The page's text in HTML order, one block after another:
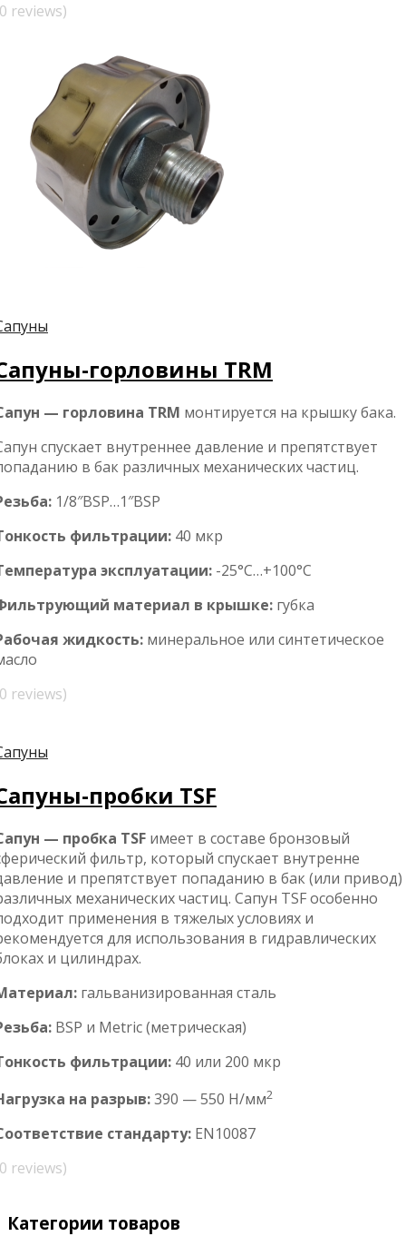
reviews)
горловины TRM
— горловина TRM монтируется на крышку бака.
спускает внутреннее давление и препятствует
в бак различных механических частиц.
1/8″BSP…1″BSP
фильтрации: 40 мкр
эксплуатации: -25°C…+100°C
материал в крышке: губка
жидкость: минеральное или синтетическое
reviews)
пробки TSF
— пробка TSF имеет в составе бронзовый
фильтр, который спускает внутренне
и препятствует попаданию в бак (или привод)
механических частиц. Сапун TSF особенно
применения в тяжелых условиях и
для использования в гидравлических
и цилиндрах.
гальванизированная сталь
BSP и Metric (метрическая)
фильтрации: 40 или 200 мкр
на разрыв:390 — 550 Н/мм2
стандарту: EN10087
reviews)
Категории товаров